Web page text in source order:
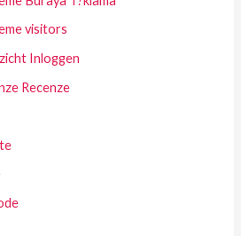
visitors
Inloggen
Recenze